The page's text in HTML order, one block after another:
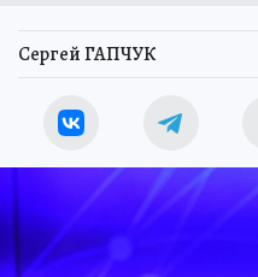
Сергей ГАПЧУК